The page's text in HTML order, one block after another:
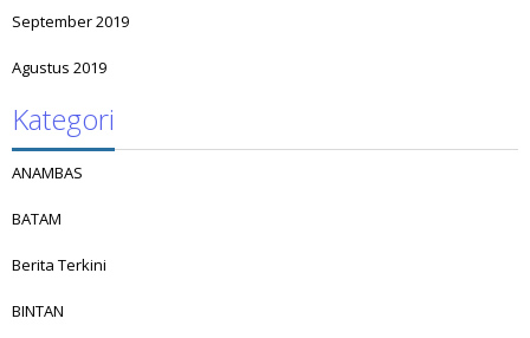
September 2019
Agustus 2019
Kategori
ANAMBAS
BATAM
Berita Terkini
BINTAN